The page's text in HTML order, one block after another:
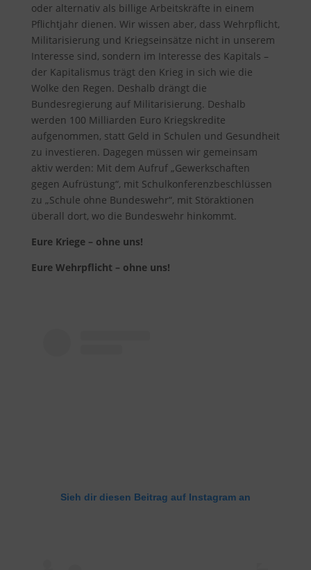
oder alternativ als billige Arbeitskräfte in einem
Pflichtjahr dienen. Wir wissen aber, dass Wehrpflicht,
Militarisierung und Kriegseinsätze nicht in unserem
Interesse sind, sondern im Interesse des Kapitals –
der Kapitalismus trägt den Krieg in sich wie die
Wolke den Regen. Deshalb drängt die
Bundesregierung auf Militarisierung. Deshalb
werden 100 Milliarden Euro Kriegskredite
aufgenommen, statt Geld in Schulen und Gesundheit
zu investieren. Dagegen müssen wir gemeinsam
aktiv werden: Mit dem Aufruf „Gewerkschaften
gegen Aufrüstung“, mit Schulkonferenzbeschlüssen
zu „Schule ohne Bundeswehr“, mit Störaktionen
überall dort, wo die Bundeswehr hinkommt.
Eure Kriege – ohne uns!
Eure Wehrpflicht – ohne uns!
Sieh dir diesen Beitrag auf Instagram an